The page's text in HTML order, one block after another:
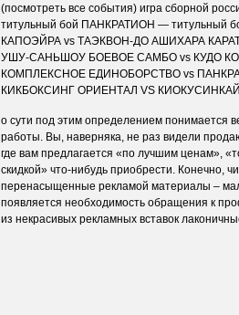
(посмотреть все события) игра сборной
титульный бой ПАНКРАТИОН — титульный
КАПОЭЙРА vs ТАЭКВОН-ДО АШИХАРА
УШУ-САНЬШОУ БОЕВОЕ САМБО vs КУДО
КОМПЛЕКСНОЕ ЕДИНОБОРСТВО vs
КИКБОКСИНГ ОРИЕНТАЛ VS КИОКУСИНКАЙ
о сути под этим определением понимается
работы. Вы, наверняка, не раз видели
где вам предлагается «по лучшим ценам»,
скидкой» что-нибудь приобрести. Конечно,
перенасыщенные рекламой материалы –
появляется необходимость обращения к
из некрасивых рекламных вставок